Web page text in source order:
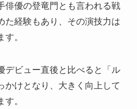
俳優の登竜門とも言われる戦
た経験もあり、その演技力は
。
デビュー直後と比べると「ル
かけとなり、大きく向上して
。